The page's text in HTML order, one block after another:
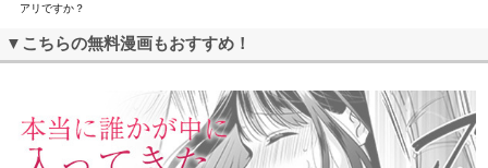
アリですか？
▼こちらの無料漫画もおすすめ！